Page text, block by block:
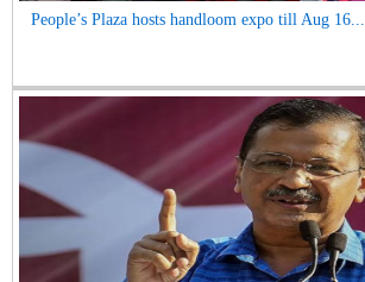
People’s Plaza hosts handloom expo till Aug 16...